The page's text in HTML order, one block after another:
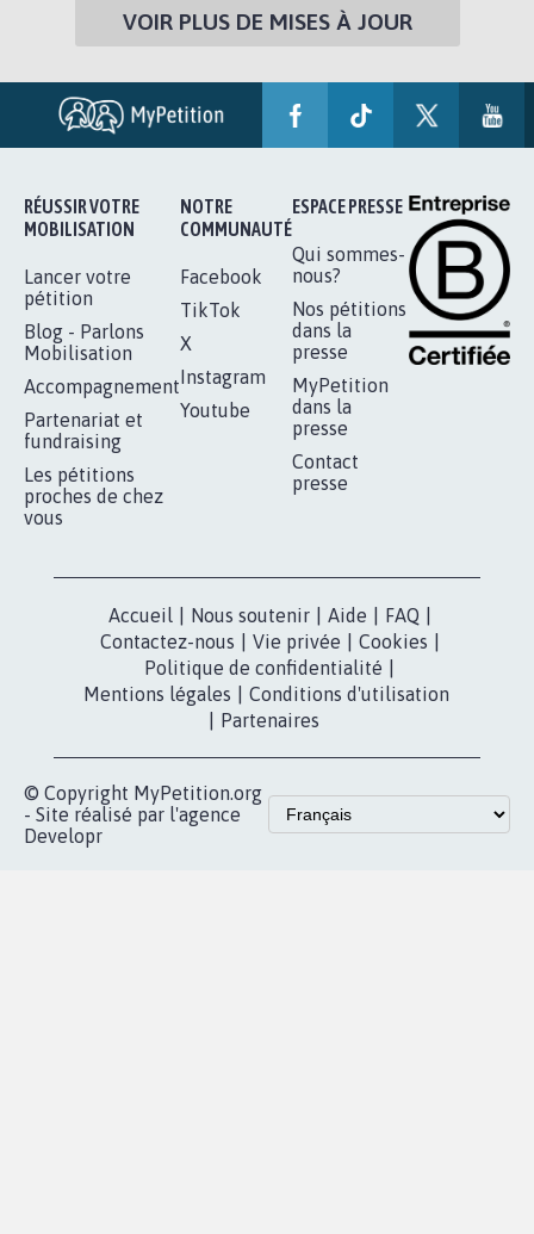
VOIR PLUS DE MISES À JOUR
RÉUSSIR VOTRE
MOBILISATION
Lancer votre
pétition
Blog - Parlons
Mobilisation
Accompagnement
Partenariat et
fundraising
Les pétitions
proches de chez
vous
NOTRE
COMMUNAUTÉ
Facebook
TikTok
X
Instagram
Youtube
ESPACE PRESSE
Qui sommes-
nous?
Nos pétitions
dans la
presse
MyPetition
dans la
presse
Contact
presse
Accueil Nous soutenir Aide FAQ
Contactez-nous
Vie privée Cookies
Politique de confidentialité
Mentions légales
Conditions d'utilisation
Partenaires
© Copyright MyPetition.org
- Site réalisé par l'agence
Developr